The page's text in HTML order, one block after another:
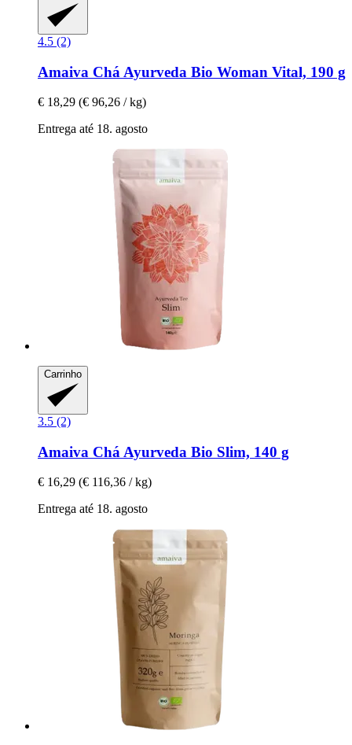
4.5 (2)
Amaiva Chá Ayurveda Bio Woman Vital, 190 g
€ 18,29 (€ 96,26 / kg)
Entrega até 18. agosto
Carrinho
3.5 (2)
Amaiva Chá Ayurveda Bio Slim, 140 g
€ 16,29 (€ 116,36 / kg)
Entrega até 18. agosto